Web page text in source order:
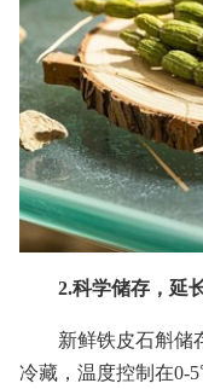
2.科学储存，延
新鲜铁皮石斛储
冷藏，温度控制在0-